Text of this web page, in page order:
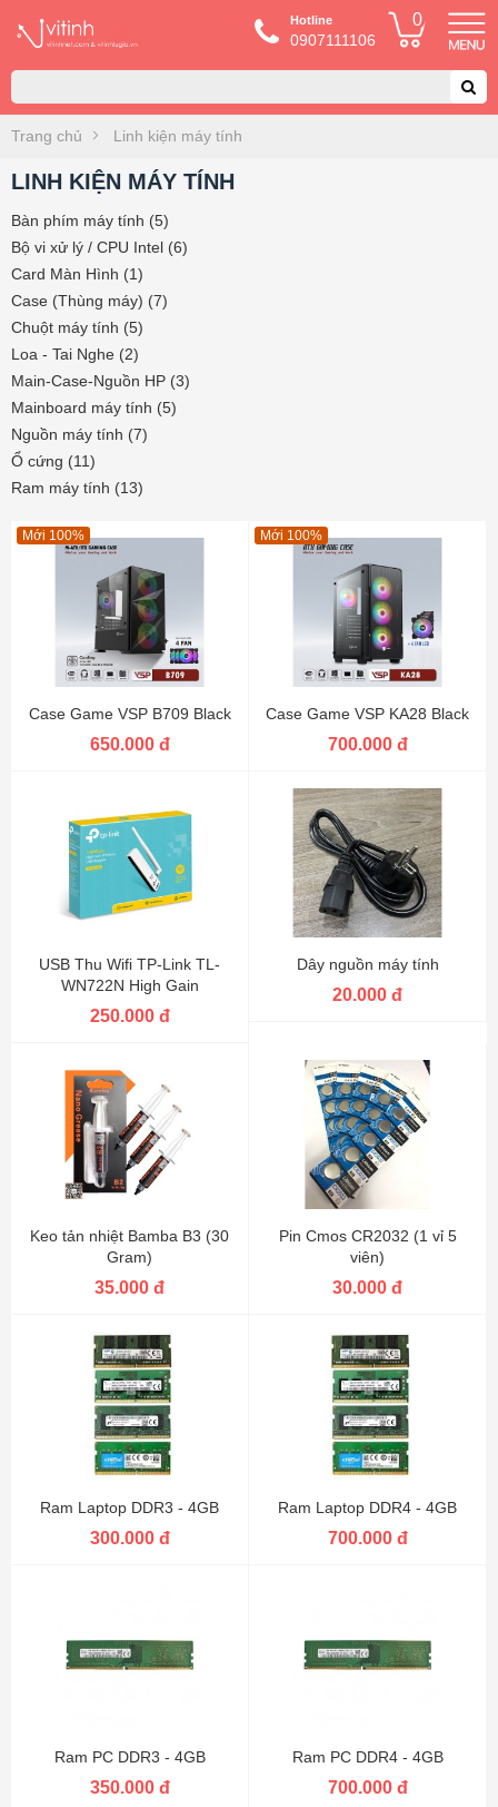
Hotline
0907111106
0
Trang chủ Linh kiện máy tính
LINH KIỆN MÁY TÍNH
Bàn phím máy tính (5)
Bộ vi xử lý / CPU Intel (6)
Card Màn Hình (1)
Case (Thùng máy) (7)
Chuột máy tính (5)
Loa - Tai Nghe (2)
Main-Case-Nguồn HP (3)
Mainboard máy tính (5)
Nguồn máy tính (7)
Ổ cứng (11)
Ram máy tính (13)
Mới 100%
Case Game VSP B709 Black
650.000 đ
Mới 100%
Case Game VSP KA28 Black
700.000 đ
USB Thu Wifi TP-Link TL-
WN722N High Gain
250.000 đ
Dây nguồn máy tính
20.000 đ
Keo tản nhiệt Bamba B3 (30
Gram)
35.000 đ
Pin Cmos CR2032 (1 vỉ 5
viên)
30.000 đ
Ram Laptop DDR3 - 4GB
300.000 đ
Ram Laptop DDR4 - 4GB
700.000 đ
Ram PC DDR3 - 4GB
350.000 đ
Ram PC DDR4 - 4GB
700.000 đ